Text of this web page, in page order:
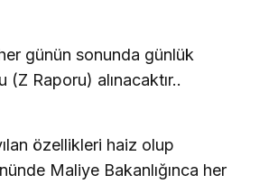
günün sonunda günlük
(Z Raporu) alınacaktır..
özellikleri haiz olup
Maliye Bakanlığınca her